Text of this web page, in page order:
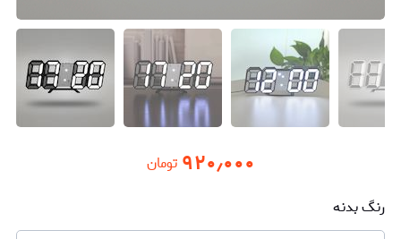
۹۲۰٫۰۰۰ تومان
رنگ بدنه